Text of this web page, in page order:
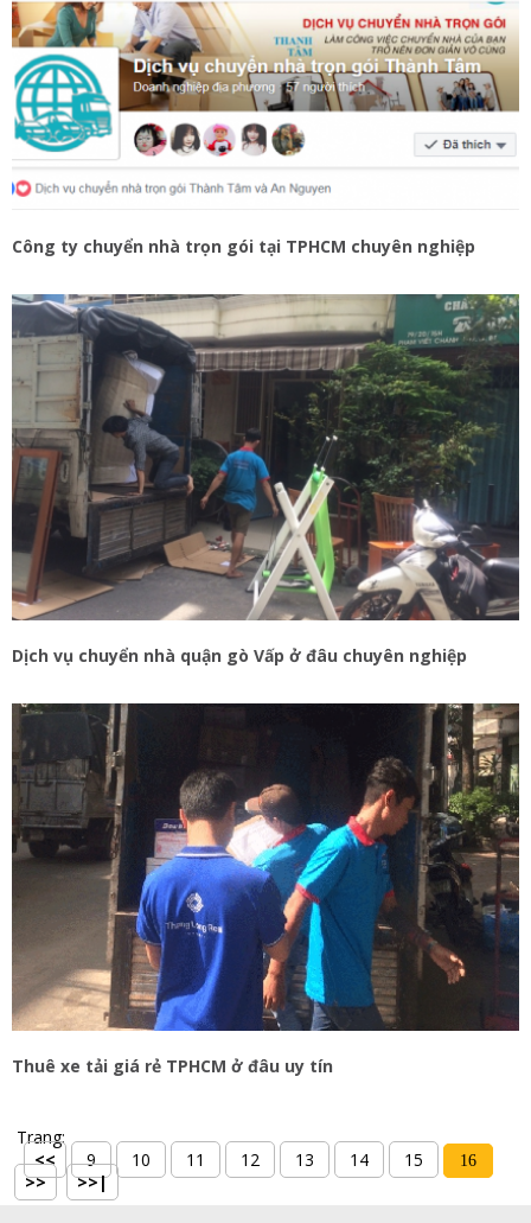
Công ty chuyển nhà trọn gói tại TPHCM chuyên nghiệp
Dịch vụ chuyển nhà quận gò Vấp ở đâu chuyên nghiệp
Thuê xe tải giá rẻ TPHCM ở đâu uy tín
Trang:
<<
9 10 11 12 13 14 15 16
>> >>|